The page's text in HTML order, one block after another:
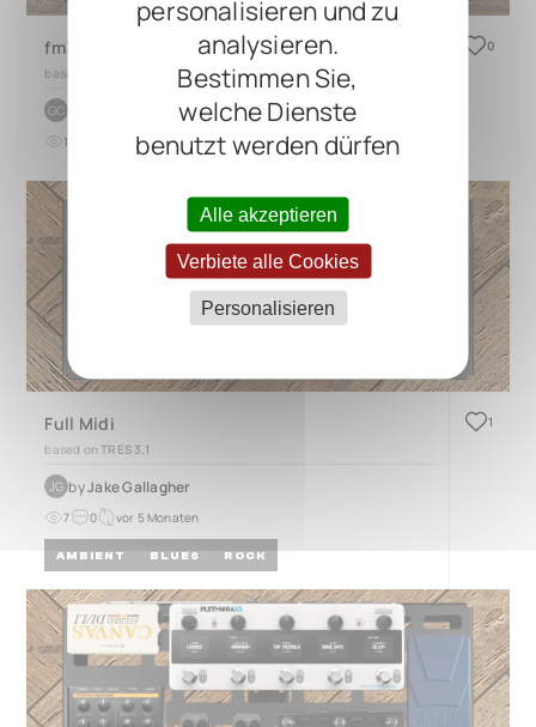
personalisieren und zu
analysieren.
Bestimmen Sie,
welche Dienste
benutzt werden dürfen
Alle akzeptieren
Verbiete alle Cookies
Personalisieren
fm3 and beebo midi combo
based on
GC
12 vor mehr als 1 Jahr
0
Full Midi
based on TRES 3.1
JG byJake Gallagher
7 0 vor 5 Monaten
AMBIENT BLUES ROCK
1